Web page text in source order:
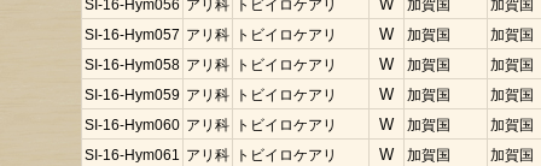
SI-16-Hym056 アリ科 トビイロケアリ W 加賀国
加賀国
SI-16-Hym057 アリ科 トビイロケアリ W 加賀国
加賀国
SI-16-Hym058 アリ科 トビイロケアリ W 加賀国
加賀国
SI-16-Hym059 アリ科 トビイロケアリ W 加賀国
加賀国
SI-16-Hym060 アリ科 トビイロケアリ W 加賀国
加賀国
SI-16-Hym061 アリ科 トビイロケアリ W 加賀国
加賀国